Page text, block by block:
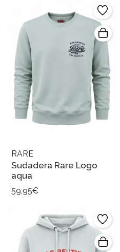
RARE
Sudadera Rare Logo
aqua
59,95€